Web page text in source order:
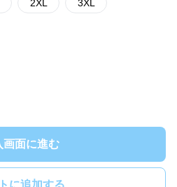
2XL 3XL
画面に進む
に追加する